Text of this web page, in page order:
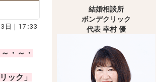
日｜17:33
・～・
ック」
結婚相談所
ボンデクリック
代表 幸村 優